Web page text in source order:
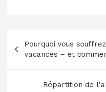
de
l’article
Pourquoi vous
vacances – et
Répartition de